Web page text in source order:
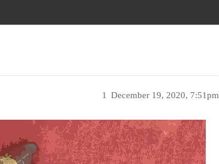
December 19, 2020, 7:51pm
1